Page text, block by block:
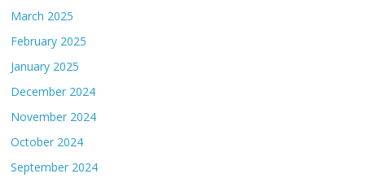
March 2025
February 2025
January 2025
December 2024
November 2024
October 2024
September 2024